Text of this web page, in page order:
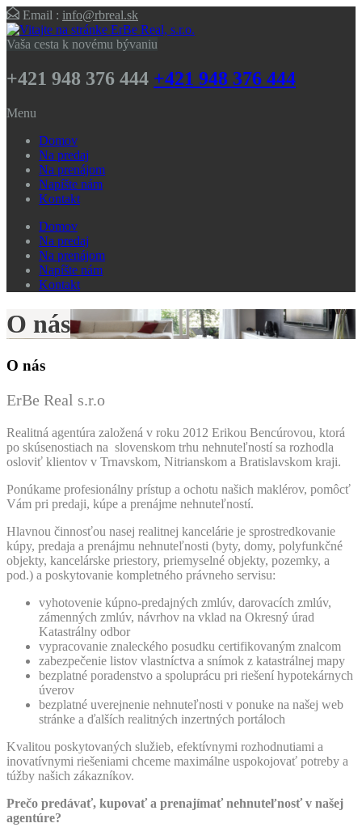
Email : info@rbreal.sk
Vaša cesta k novému bývaniu
+421 948 376 444 +421 948 376 444
Menu
Domov
Na predaj
Na prenájom
Napíšte nám
Kontakt
Domov
Na predaj
Na prenájom
Napíšte nám
Kontakt
O nás
O nás
ErBe Real s.r.o
Realitná agentúra založená v roku 2012 Erikou Bencúrovou, ktorá
po skúsenostiach na slovenskom trhu nehnuteľností sa rozhodla
osloviť klientov v Trnavskom, Nitrianskom a Bratislavskom kraji.
Ponúkame profesionálny prístup a ochotu našich maklérov, pomôcť
Vám pri predaji, kúpe a prenájme nehnuteľností.
Hlavnou činnosťou nasej realitnej kancelárie je sprostredkovanie
kúpy, predaja a prenájmu nehnuteľnosti (byty, domy, polyfunkčné
objekty, kancelárske priestory, priemyselné objekty, pozemky, a
pod.) a poskytovanie kompletného právneho servisu:
vyhotovenie kúpno-predajných zmlúv, darovacích zmlúv,
zámenných zmlúv, návrhov na vklad na Okresný úrad
Katastrálny odbor
vypracovanie znaleckého posudku certifikovaným znalcom
zabezpečenie listov vlastníctva a snímok z katastrálnej mapy
bezplatné poradenstvo a spoluprácu pri riešení hypotekárnych
úverov
bezplatné uverejnenie nehnuteľnosti v ponuke na našej web
stránke a ďalších realitných inzertných portáloch
Kvalitou poskytovaných služieb, efektívnymi rozhodnutiami a
inovatívnymi riešeniami chceme maximálne uspokojovať potreby a
túžby našich zákazníkov.
Prečo predávať, kupovať a prenajímať nehnuteľnosť v našej
agentúre?